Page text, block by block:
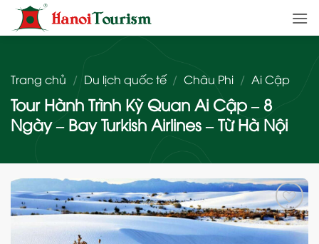
qua
nội
Trang chủ / Du lịch quốc tế / Châu Phi / Ai Cập
Tour Hành Trình Kỳ Quan Ai Cập – 8
Ngày – Bay Turkish Airlines – Từ Hà Nội
Add
to